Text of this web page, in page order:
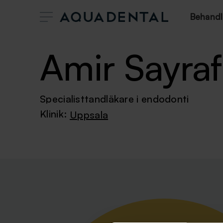
Amir
Specialisttandläkare i endodonti
Klinik: Uppsala